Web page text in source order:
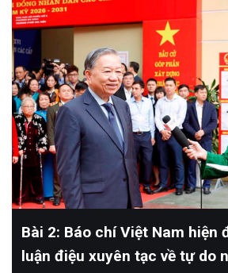
Bài 2: Báo chí Việt Nam hiện
luận điệu xuyên tạc về tự do